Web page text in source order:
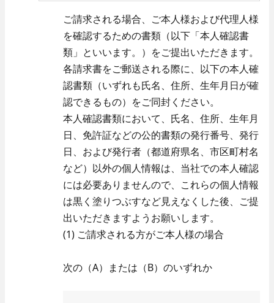
ご請求される場合、ご本人様および代理人様
を確認するための書類（以下「本人確認書
類」といいます。）をご提出いただきます。
各請求書をご郵送される際に、以下の本人確
認書類（いずれも氏名、住所、生年月日が確
認できるもの）をご同封ください。
本人確認書類において、氏名、住所、生年月
日、免許証などの公的書類の発行番号、発行
日、および発行者（都道府県名、市区町村名
など）以外の個人情報は、当社での本人確認
には必要ありませんので、これらの個人情報
は黒く塗りつぶすなど見えなくした後、ご提
出いただきますようお願いします。
(1) ご請求される方がご本人様の場合
次の（A）または（B）のいずれか
採用Q＆A